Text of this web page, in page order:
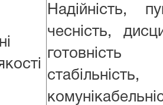
Надійність,
чесність,
готовність